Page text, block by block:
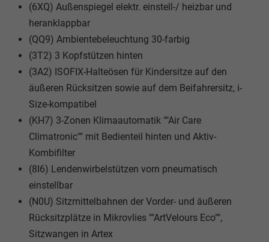
(6XQ) Außenspiegel elektr. einstell-/ heizbar und
heranklappbar
(QQ9) Ambientebeleuchtung 30-farbig
(3T2) 3 Kopfstützen hinten
(3A2) ISOFIX-Halteösen für Kindersitze auf den
äußeren Rücksitzen sowie auf dem Beifahrersitz, i-
Size-kompatibel
(KH7) 3-Zonen Klimaautomatik ""Air Care
Climatronic"" mit Bedienteil hinten und Aktiv-
Kombifilter
(8I6) Lendenwirbelstützen vorn pneumatisch
einstellbar
(N0U) Sitzmittelbahnen der Vorder- und äußeren
Rücksitzplätze in Mikrovlies ""ArtVelours Eco"",
Sitzwangen in Artex